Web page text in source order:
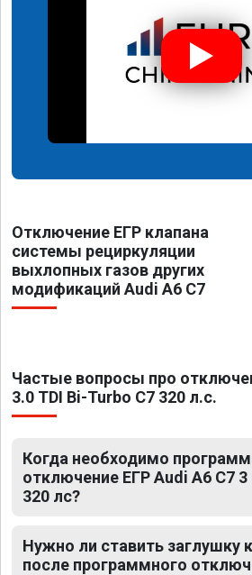
Отключение ЕГР клапана
системы рециркуляции
выхлопных газов других
модификаций Audi A6 C7
Частые вопросы про
3.0 TDI Bi-Turbo C7 320 л.с.
Когда необходимо
отключение ЕГР Audi A6 C7 3
320 лс?
Нужно ли ставить заглушку
после программного